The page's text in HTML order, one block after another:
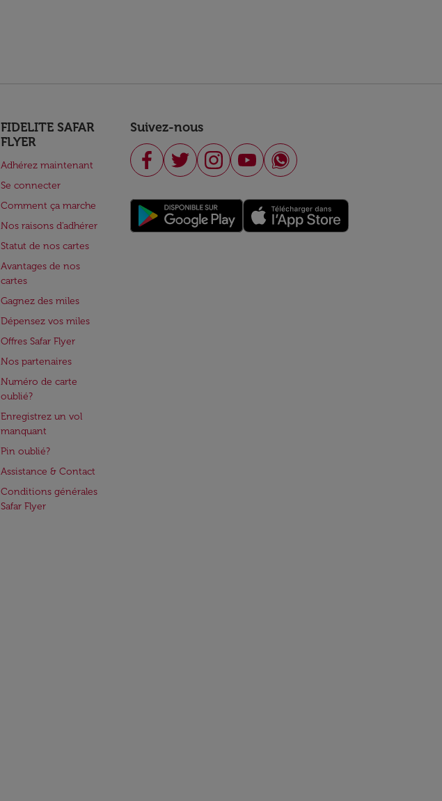
FIDELITE SAFAR
FLYER
Adhérez maintenant
Se connecter
Comment ça marche
Nos raisons d'adhérer
Statut de nos cartes
Avantages de nos
cartes
Gagnez des miles
Dépensez vos miles
Offres Safar Flyer
Nos partenaires
Numéro de carte
oublié?
Enregistrez un vol
manquant
Pin oublié?
Assistance & Contact
Conditions générales
Safar Flyer
Suivez-nous